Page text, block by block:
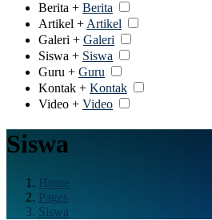
Berita + Berita
Artikel + Artikel
Galeri + Galeri
Siswa + Siswa
Guru + Guru
Kontak + Kontak
Video + Video
Siswa
Home
Pages
Siswa